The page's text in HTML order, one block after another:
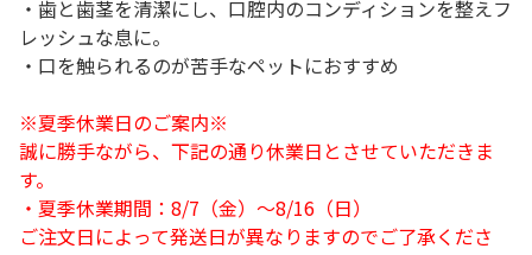
・歯と歯茎を清潔にし、口腔内のコンディションを整えフ
レッシュな息に。
・口を触られるのが苦手なペットにおすすめ
※夏季休業日のご案内※
誠に勝手ながら、下記の通り休業日とさせていただきま
す。
・夏季休業期間：8/7（金）～8/16（日）
ご注文日によって発送日が異なりますのでご了承くださ